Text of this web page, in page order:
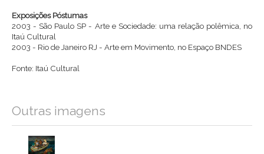
Exposições Póstumas
2003 - São Paulo SP - Arte e Sociedade: uma relação polêmica, no
Itaú Cultural
2003 - Rio de Janeiro RJ - Arte em Movimento, no Espaço BNDES
Fonte: Itaú Cultural
Outras imagens